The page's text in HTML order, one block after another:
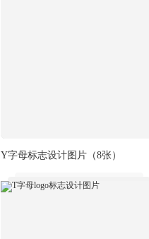
Y字母标志设计图片 （8张）